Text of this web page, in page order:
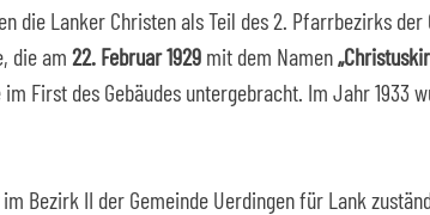
die Lanker Christen als Teil des 2. Pfarrbezirks
die am 22. Februar 1929 mit dem Namen
First des Gebäudes untergebracht. Im Jahr 1933
im Bezirk II der Gemeinde Uerdingen für Lank